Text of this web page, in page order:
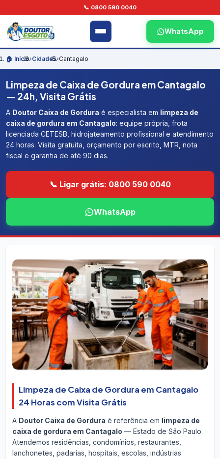
📞 0800 590 0040
WhatsApp
🏠 Início›Cidades›Cantagalo
Limpeza de Caixa de Gordura em Cantagalo
— 24h, Visita Grátis
A Doutor Caixa de Gordura é especialista em limpeza de
caixa de gordura em Cantagalo: equipe própria, frota
licenciada CETESB, hidrojateamento profissional e atendimento
24 horas. Visita gratuita, orçamento por escrito, MTR, nota
fiscal e garantia de até 90 dias.
📞 Ligar grátis: 0800 590 0040
WhatsApp
Limpeza de Caixa de Gordura em Cantagalo
24 Horas com Visita Grátis
A Doutor Caixa de Gordura é referência em limpeza de
caixa de gordura em Cantagalo — Estado de São Paulo.
Atendemos residências, condomínios, restaurantes,
lanchonetes, padarias, hospitais, escolas, indústrias